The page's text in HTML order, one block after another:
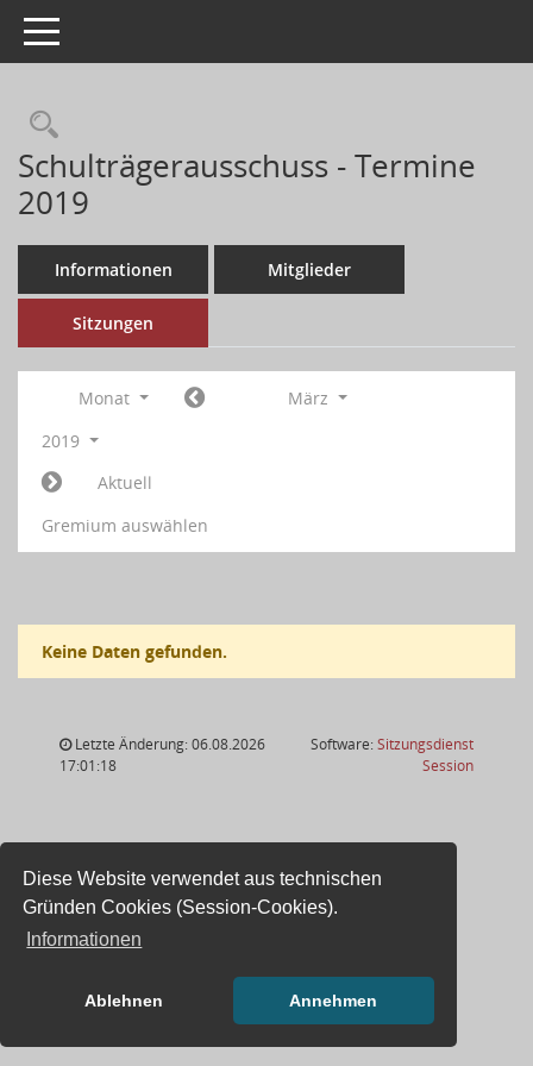
Diese Website verwendet aus technischen
Gründen Cookies (Session-Cookies).
Informationen
Ablehnen Annehmen
Toggle navigation
Schulträgerausschuss - Termine
2019
Informationen Mitglieder
Sitzungen
Monat
März
2019
Aktuell
Gremium auswählen
Keine Daten gefunden.
Letzte Änderung: 06.08.2026
17:01:18
Software:Sitzungsdienst
Session(Wird in